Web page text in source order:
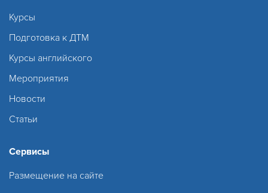
Курсы
Подготовка к ДТМ
Курсы английского
Мероприятия
Новости
Статьи
Сервисы
Размещение на сайте